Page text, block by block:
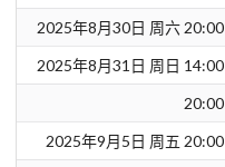
2025年8月30日 周六 20:00
2025年8月31日 周日 14:00
20:00
2025年9月5日 周五 20:00